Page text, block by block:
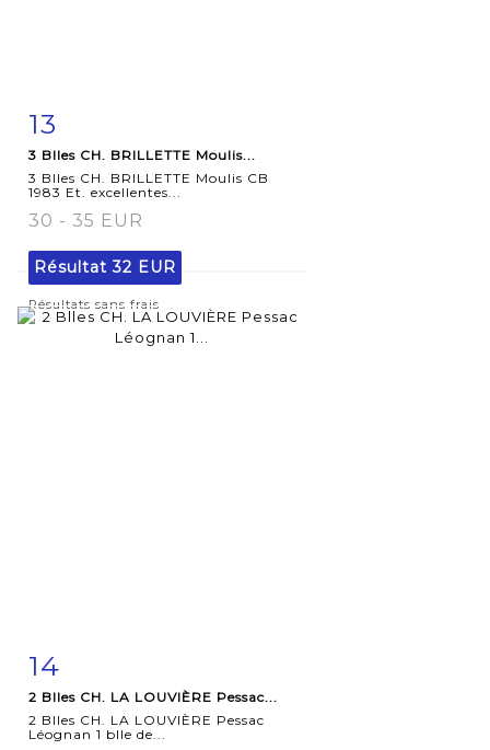
13
3 Blles CH. BRILLETTE Moulis...
3 Blles CH. BRILLETTE Moulis CB
1983 Et. excellentes...
30 - 35 EUR
Résultat32 EUR
Résultats sans frais
14
2 Blles CH. LA LOUVIÈRE Pessac...
2 Blles CH. LA LOUVIÈRE Pessac
Léognan 1 blle de...